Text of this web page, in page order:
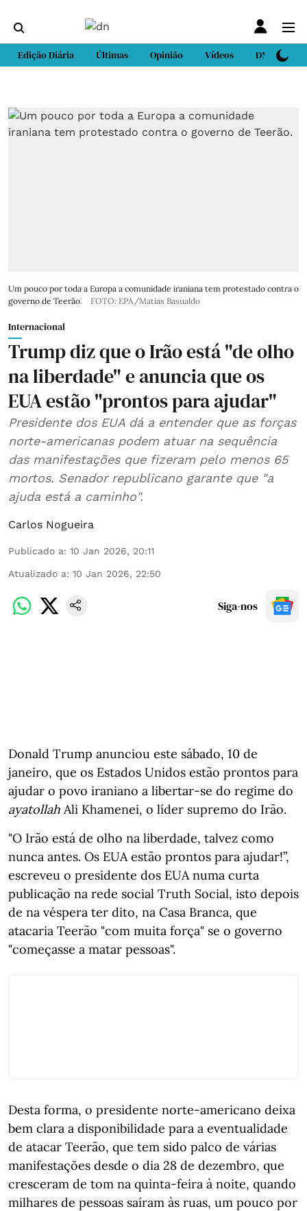
Edição Diária Últimas Opinião Vídeos DN Sport
Um pouco por toda a Europa a comunidade iraniana tem protestado contra o
governo de Teerão.
FOTO: EPA/Matias Basualdo
Internacional
Trump diz que o Irão está "de olho
na liberdade" e anuncia que os
EUA estão "prontos para ajudar"
Presidente dos EUA dá a entender que as forças
norte-americanas podem atuar na sequência
das manifestações que fizeram pelo menos 65
mortos. Senador republicano garante que "a
ajuda está a caminho".
Carlos Nogueira
Publicado a: 10 Jan 2026, 20:11
Atualizado a: 10 Jan 2026, 22:50
Siga-nos
Donald Trump anunciou este sábado, 10 de
janeiro, que os Estados Unidos estão prontos para
ajudar o povo iraniano a libertar-se do regime do
ayatollah Ali Khamenei, o líder supremo do Irão.
"O Irão está de olho na liberdade, talvez como
nunca antes. Os EUA estão prontos para ajudar!”,
escreveu o presidente dos EUA numa curta
publicação na rede social Truth Social, isto depois
de na véspera ter dito, na Casa Branca, que
atacaria Teerão "com muita força" se o governo
"começasse a matar pessoas".
Desta forma, o presidente norte-americano deixa
bem clara a disponibilidade para a eventualidade
de atacar Teerão, que tem sido palco de várias
manifestações desde o dia 28 de dezembro, que
cresceram de tom na quinta-feira à noite, quando
milhares de pessoas saíram às ruas, um pouco por